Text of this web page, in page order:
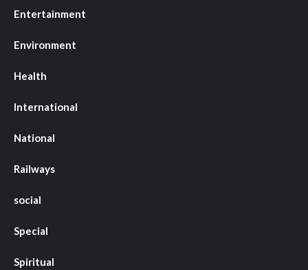
Entertainment
Environment
Health
International
National
Railways
social
Special
Spiritual